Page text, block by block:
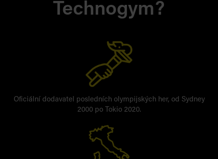
Technogym?
Oficiální dodavatel posledních olympijských her, od Sydney
2000 po Tokio 2020.